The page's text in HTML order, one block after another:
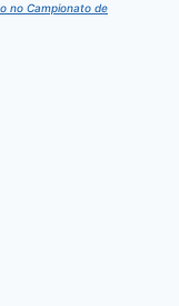
no Campionato de